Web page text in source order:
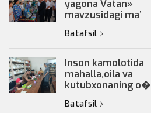
yagona Vatan»
mavzusidagi maʼ
Batafsil
Inson kamolotida
mahalla,oila va
kutubxonaning o�
Batafsil